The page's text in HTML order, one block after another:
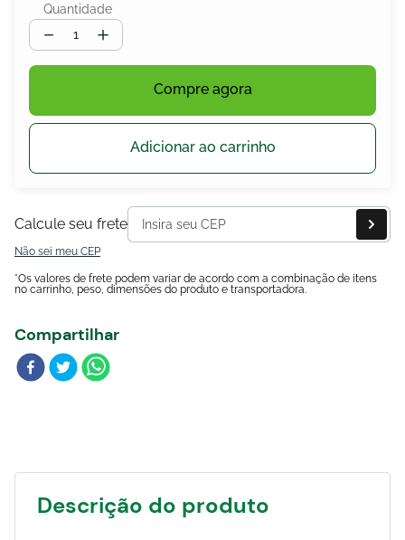
Quantidade
＋
－
Compre agora
Adicionar ao carrinho
Calcule seu frete
Não sei meu CEP
*Os valores de frete podem variar de acordo com a combinação de itens
no carrinho, peso, dimensões do produto e transportadora.
Compartilhar
Descrição do produto
Blog